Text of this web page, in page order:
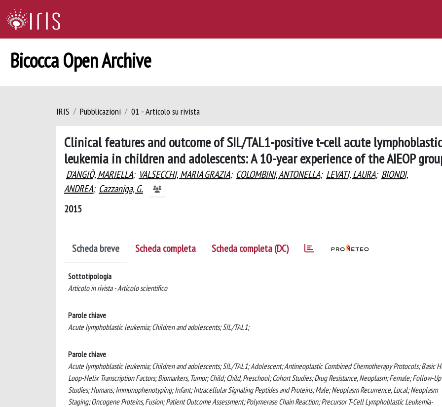
Bicocca Open Archive
IRIS Pubblicazioni 01 - Articolo su rivista
Clinical features and outcome of SIL/TAL1-positive t-cell acute lymphoblastic
leukemia in children and adolescents: A 10-year experience of the AIEOP
D'ANGIÒ, MARIELLA; VALSECCHI, MARIA GRAZIA; COLOMBINI, ANTONELLA; LEVATI, LAURA; BIONDI,
ANDREA; Cazzaniga, G.
2015
Scheda breve Scheda completa Scheda completa (DC)
Sottotipologia
Articolo in rivista - Articolo scientifico
Parole chiave
Acute lymphoblastic leukemia; Children and adolescents; SIL/TAL1;
Parole chiave
Acute lymphoblastic leukemia; Children and adolescents; SIL/TAL1; Adolescent; Antineoplastic Combined Chemotherapy Protocols; Basic
Loop-Helix Transcription Factors; Biomarkers, Tumor; Child; Child, Preschool; Cohort Studies; Drug Resistance, Neoplasm; Female; Follow-Up
Studies; Humans; Immunophenotyping; Infant; Intracellular Signaling Peptides and Proteins; Male; Neoplasm Recurrence, Local; Neoplasm
Staging; Oncogene Proteins, Fusion; Patient Outcome Assessment; Polymerase Chain Reaction; Precursor T-Cell Lymphoblastic Leukemia-